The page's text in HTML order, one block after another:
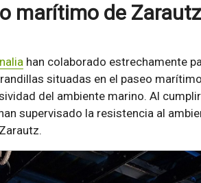
marítimo de Zarautz
han colaborado estrechamente
situadas en el paseo
del ambiente marino. Al
supervisado la resistencia al